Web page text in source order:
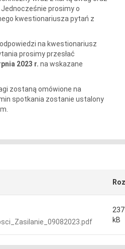
prosimy o
kwestionariusza pytań z
na kwestionariusz
prosimy przesłać
2023 r. na wskazane
zostaną omówione na
spotkania zostanie ustalony
kB